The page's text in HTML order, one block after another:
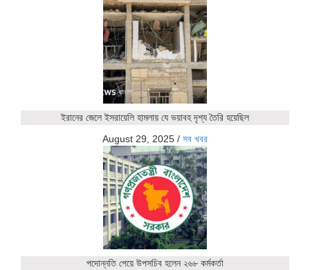
ইরানের জেলে ইসরায়েলি হামলায় যে ভয়াবহ দৃশ্য তৈরি হয়েছিল
August 29, 2025 / সব খবর
পদোন্নতি পেয়ে উপসচিব হলেন ২৬৮ কর্মকর্তা